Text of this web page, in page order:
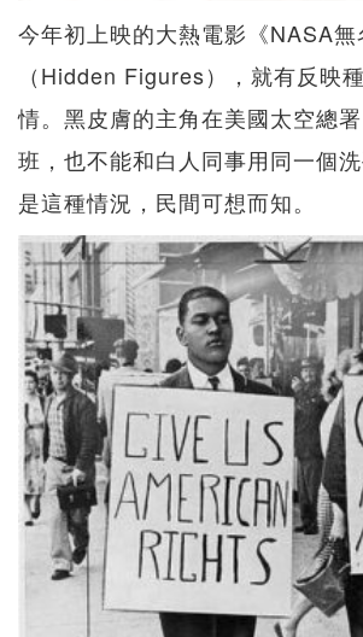
今年初上映的大熱電影《NASA無
（Hidden Figures），就有反映
情。黑皮膚的主角在美國太空總
班，也不能和白人同事用同一個
是這種情況，民間可想而知。